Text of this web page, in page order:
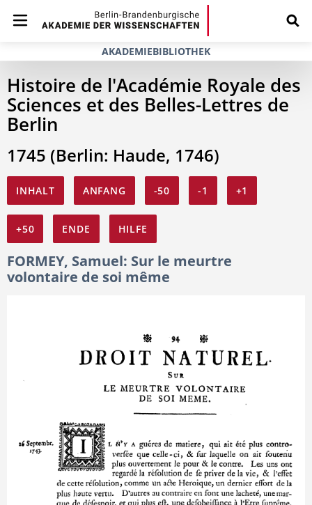
AKADEMIEBIBLIOTHEK
Histoire de l'Académie Royale des
Sciences et des Belles-Lettres de
Berlin
1745 (Berlin: Haude, 1746)
INHALT ANFANG -50 -1 +1
+50 ENDE HILFE
FORMEY, Samuel: Sur le meurtre
volontaire de soi même